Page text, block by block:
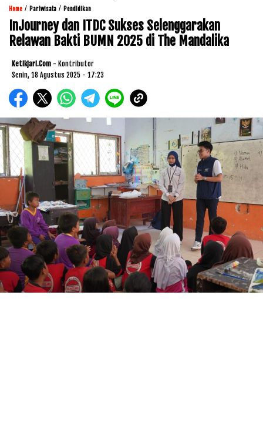
Home / Pariwisata / Pendidikan
InJourney dan ITDC Sukses Selenggarakan
Relawan Bakti BUMN 2025 di The Mandalika
Ketikjari.com - Kontributor
Senin, 18 Agustus 2025 - 17:23